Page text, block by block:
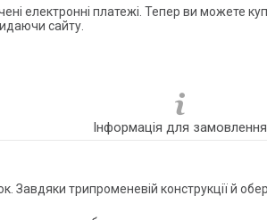
електронні платежі. Тепер ви можете
сайту.
Інформація для замовлення
Завдяки трипроменевій конструкції й